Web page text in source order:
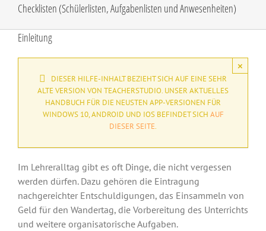
Checklisten (Schülerlisten, Aufgabenlisten und Anwesenheiten)
Einleitung
×
DIESER HILFE-INHALT BEZIEHT SICH AUF EINE SEHR
ALTE VERSION VON TEACHERSTUDIO. UNSER AKTUELLES
HANDBUCH FÜR DIE NEUSTEN APP-VERSIONEN FÜR
WINDOWS 10, ANDROID UND IOS BEFINDET SICH AUF
DIESER SEITE.
Im Lehreralltag gibt es oft Dinge, die nicht vergessen
werden dürfen. Dazu gehören die Eintragung
nachgereichter Entschuldigungen, das Einsammeln von
Geld für den Wandertag, die Vorbereitung des Unterrichts
und weitere organisatorische Aufgaben.